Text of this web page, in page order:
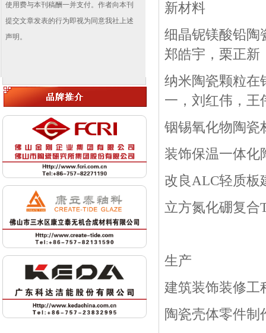
使用费与本刊稿酬一并支付。作者向本刊
提交文章发表的行为即视为同意我社上述
声明。
新材料
细晶铌镁酸铅陶
郑皓宇，栗正新
纳米陶瓷颗粒在
一，刘红伟，王
铟锡氧化物陶瓷
装饰保温一体化
改良ALC轻质板
立方氮化硼复合
生产
建筑装饰装修工
陶瓷壳体零件制